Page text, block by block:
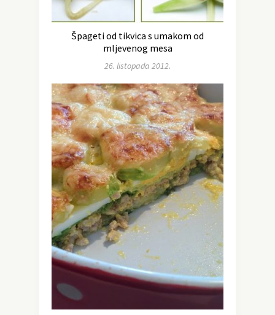
Špageti od tikvica s umakom od
mljevenog mesa
26. listopada 2012.